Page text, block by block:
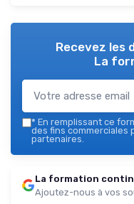
Recevez les
La
* En remplissant ce
des fins commerciales
partenaires.
La formation
Ajoutez-nous à vos